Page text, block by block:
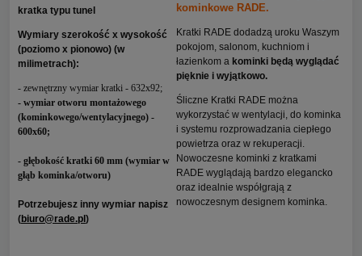
kratka typu tunel
Wymiary szerokość x wysokość
(poziomo x pionowo) (w
milimetrach):
- zewnętrzny wymiar kratki - 632x92;
- wymiar otworu montażowego
(kominkowego/wentylacyjnego) -
600x60;
- głębokość kratki 60 mm (wymiar w
głąb kominka/otworu)
Potrzebujesz inny wymiar napisz
(biuro@rade.pl)
kominkowe RADE.
Kratki RADE dodadzą uroku Waszym
pokojom, salonom, kuchniom i
łazienkom a kominki będą wyglądać
pięknie i wyjątkowo.
Śliczne Kratki RADE można
wykorzystać w wentylacji, do kominka
i systemu rozprowadzania ciepłego
powietrza oraz w rekuperacji.
Nowoczesne kominki z kratkami
RADE wyglądają bardzo elegancko
oraz idealnie współgrają z
nowoczesnym designem kominka.